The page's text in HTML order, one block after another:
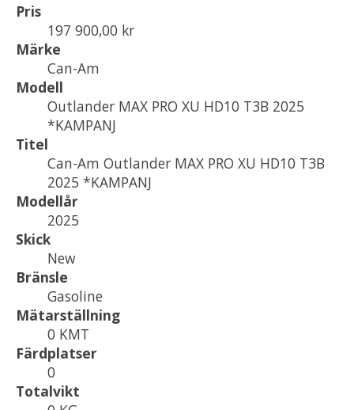
Pris
197 900,00 kr
Märke
Can-Am
Modell
Outlander MAX PRO XU HD10 T3B 2025
*KAMPANJ
Titel
Can-Am Outlander MAX PRO XU HD10 T3B
2025 *KAMPANJ
Modellår
2025
Skick
New
Bränsle
Gasoline
Mätarställning
0 KMT
Färdplatser
0
Totalvikt